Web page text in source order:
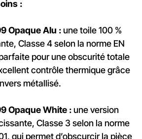
:
Opaque Alu :une toile 100 %
Classe 4 selon la norme EN
pour une obscurité totale
contrôle thermique grâce
métallisé.
Opaque White : une version
Classe 3 selon la norme
qui permet d’obscurcir la pièce